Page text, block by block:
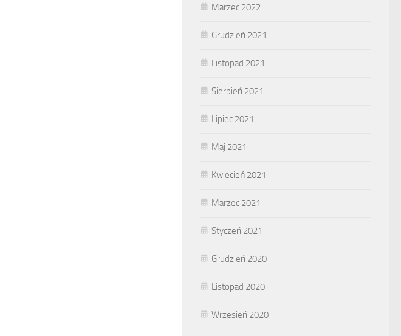
Marzec 2022
Grudzień 2021
Listopad 2021
Sierpień 2021
Lipiec 2021
Maj 2021
Kwiecień 2021
Marzec 2021
Styczeń 2021
Grudzień 2020
Listopad 2020
Wrzesień 2020